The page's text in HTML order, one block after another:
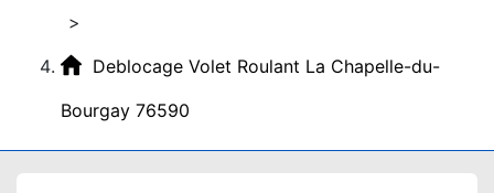
>
Deblocage Volet Roulant La Chapelle-du-
Bourgay 76590